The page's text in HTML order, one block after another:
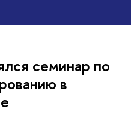
семинар по
в